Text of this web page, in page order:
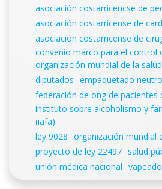
asociación costarricencse de
asociación costarricense de
asociación costarricense de
convenio marco para el control
organización mundial de la
diputados empaquetado neutro
federación de ong de pacientes
instituto sobre alcoholismo y
(iafa)
ley 9028 organización mundial
proyecto de ley 22497 salud
unión médica nacional